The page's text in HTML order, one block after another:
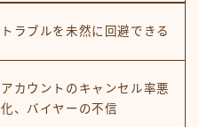
トラブルを未然に回避できる
アカウントのキャンセル率悪
化、バイヤーの不信